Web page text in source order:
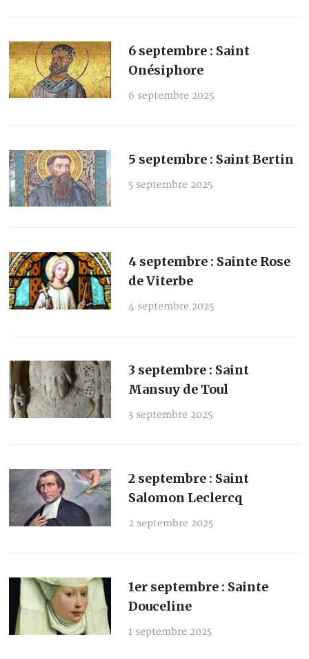
6 septembre : Saint
Onésiphore
6 septembre 2025
5 septembre : Saint Bertin
5 septembre 2025
4 septembre : Sainte Rose
de Viterbe
4 septembre 2025
3 septembre : Saint
Mansuy de Toul
3 septembre 2025
2 septembre : Saint
Salomon Leclercq
2 septembre 2025
1er septembre : Sainte
Douceline
1 septembre 2025